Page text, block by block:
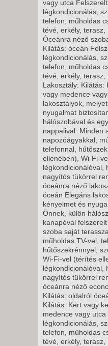
8 NAP / 7
2027. JANUÁR
-
8 NAP / 7
2027. JANUÁR
-
8 NAP / 7
2027. JANUÁR
8 NAP / 7
2027. JANUÁR
-
8 NAP / 7
2027. JANUÁR
-
8 NAP / 7
2027.
VASÁRNAP -
8 NAP / 7
2027.
VASÁRNAP -
8 NAP / 7
2027.
VASÁRNAP -
8 NAP / 7
2027.
vagy utca
légkondicionálás,
telefon, műholdas
tévé, erkély, terasz,
Óceánra néző
Kilátás: óceán
légkondicionálás,
telefon, műholdas
tévé, erkély, terasz,
Lakosztály: Kilátás:
vagy medence
lakosztályok,
nyugalmat
hálószobával és
nappalival. Minden
napozóágyakkal,
telefonnal,
ellenében), Wi-Fi-
légkondicionálóval,
nagyítós tükörrel
óceánra néző
óceán Elegáns
kényelmet és
Önnek, külön
kanapéval
szoba saját
műholdas TV-vel,
hűtőszekrénnyel,
Wi-Fi-vel (térítés
légkondicionálóval,
nagyítós tükörrel
óceánra néző
Kilátás: oldalról
Kilátás: Kert vagy
medence vagy
légkondicionálás,
telefon, műholdas
tévé, erkély, terasz,